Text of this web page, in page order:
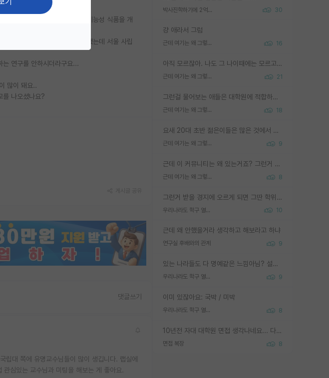
박사진학하기에 2억은 괜찮은 (?) 정도의 경제력인가요 30
걍 애라서 그럼
근데 여기는 왜 그렇게 SPK를 물어보는거임? 16
아직 모르잖아. 나도 그 나이때에는 모르고 평가 받고 안심하고 싶었어.
근데 여기는 왜 그렇게 SPK를 물어보는거임? 21
그런걸 물어보는 애들은 대학원에 적합하지 않다
근데 여기는 왜 그렇게 SPK를 물어보는거임? 18
요새 20대 초반 젊은이들은 많은 것에서 가성비를 따지더라고요. 내가 이 정도 인풋을 넣었을 때 그만큼 아웃풋이 나올 것인가? 사실 아웃풋이 인풋 대비 리니어하게 나오지 않는 영역을 시도하기 싫어한다는 느낌입니다.
근데 여기는 왜 그렇게 SPK를 물어보는거임? 9
근데 이 커뮤니티는 왜 있는거죠? 그런거 쉽게 물어볼수있어서 있는거 아닌가요? 그렇게 보기 싫으면 커뮤니티도 하지마시지 그러면
근데 여기는 왜 그렇게 SPK를 물어보는거임? 8
그런거 받을 경지에 오르게 되면 그딴 학위명이 필요없음
우리나라도 학구 열풍보면 Higher Doctorate 학위가 필요하다고 봅니다. 10
근데 왜 안했을거라 생각하고 해보라고 하냐
연구실 후배와의 관계 9
있는 나라들도 다 명예같은 느낌아님? 설마 박사끼리 등급나눠서 학위수여하자 같은 헛소리는 아니지? ㅋㅋ
우리나라도 학구 열풍보면 Higher Doctorate 학위가 필요하다고 봅니다. 9
이미 있잖아요: 국박 / 미박
우리나라도 학구 열풍보면 Higher Doctorate 학위가 필요하다고 봅니다. 8
10년전 자대 대학원 면접 생각나네요... 다들 양복에 넥타이까지 하고 갔더니, 국회의원 출마하냐고 놀리셨던. (면접질문내용: 증명사진에선 두상이 계란형인데, 실제론 그렇지 않다. 증명사진이 뭘 증명하고 있는거냐)ㅋㅋㅋㅋ
면접 복장 8
한달 인턴도 해봤어요. 저는 기능성 식품을 개
학원은 서울로 보내주시기로 했는데 서울 사립
는 연구를 안하시더라구요...
많이 돼요..
를 나오셨나요?
댓글쓰기
대 쪽에 유명교수님들이 많이 생깁니다. 랩실에
심있는 교수님과 미팅을 해보는 게 좋아요.